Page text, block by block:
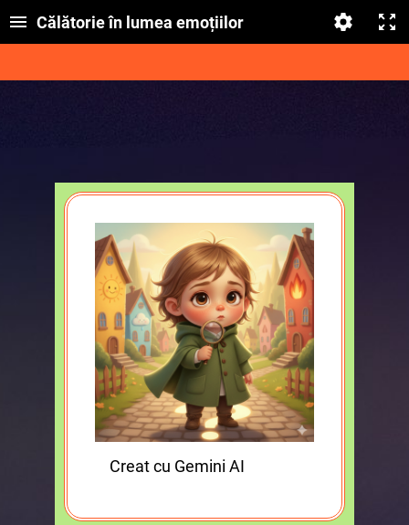
Călătorie în lumea emoțiilor
Creat cu Gemini AI